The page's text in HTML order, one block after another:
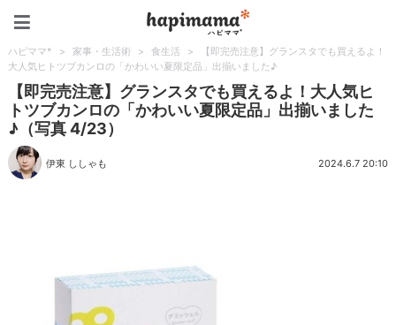
ハピママ* > 家事・生活術 > 食生活 >
【即完売注意】グランスタでも買えるよ！
大人気ヒトツブカンロの「かわいい夏限定品」出揃いました♪
【即完売注意】グランスタでも買えるよ！大人気ヒ
トツブカンロの「かわいい夏限定品」出揃いました
♪（写真 4/23）
伊東 ししゃも 2024.6.7 20:10